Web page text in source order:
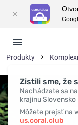
Zistili sme, že
Nachádzate sa
krajinu Slovensko
Môžete prejsť na
us.coral.club
Produkty